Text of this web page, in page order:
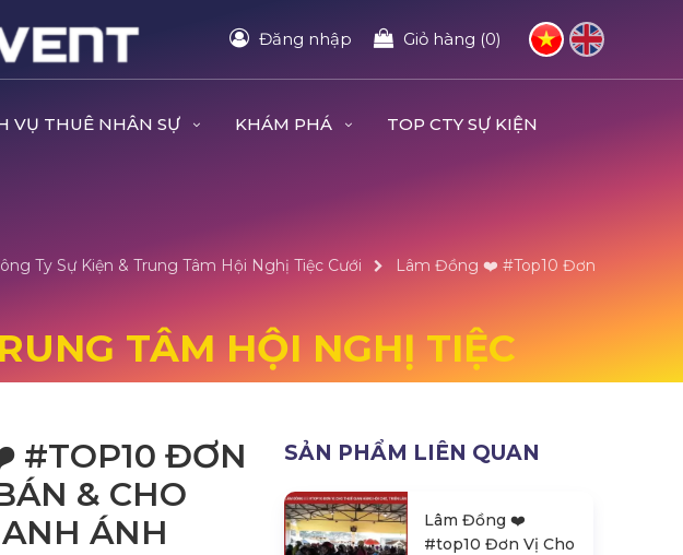
Đăng nhập Giỏ hàng (0)
VỤ THUÊ NHÂN SỰ KHÁM PHÁ
TOP CTY SỰ KIỆN
Ty Sự Kiện & Trung Tâm Hội Nghị Tiệc Cưới
Lâm Đồng ❤️️ #top10 Đơn
TÂM HỘI NGHỊ TIỆC
#TOP10 ĐƠN
& CHO
ÁNH
SẢN PHẨM LIÊN QUAN
Lâm Đồng ❤️️
#top10 Đơn Vị Cho